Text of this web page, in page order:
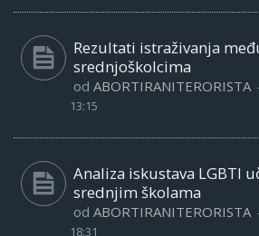
Rezultati istraživanja
srednjoškolcima
od ABORTIRANITERORISTA
13:15
Analiza iskustava LGBTI
srednjim školama
od ABORTIRANITERORISTA
18:31